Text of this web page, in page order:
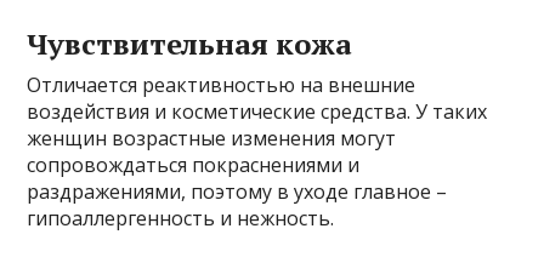
Чувствительная кожа
Отличается реактивностью на внешние
воздействия и косметические средства. У таких
женщин возрастные изменения могут
сопровождаться покраснениями и
раздражениями, поэтому в уходе главное –
гипоаллергенность и нежность.